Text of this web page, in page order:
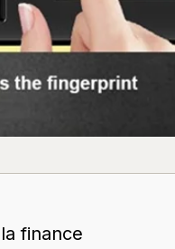
finance